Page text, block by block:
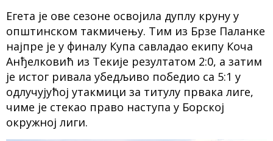
Егета је ове сезоне освојила дуплу круну у
општинском такмичењу. Тим из Брзе Паланке
најпре је у финалу Купа савладао екипу Коча
Анђелковић из Текије резултатом 2:0, а затим
је истог ривала убедљиво победио са 5:1 у
одлучујућој утакмици за титулу првака лиге,
чиме је стекао право наступа у Борској
окружној лиги.